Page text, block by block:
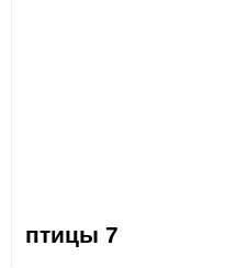
птицы 7